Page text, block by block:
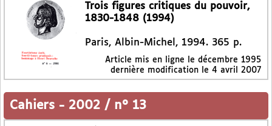
Trois figures critiques du pouvoir,
1830-1848 (1994)
Paris, Albin-Michel, 1994. 365 p.
Article mis en ligne le décembre 1995
dernière modification le 4 avril 2007
Cahiers - 2002 / n° 13